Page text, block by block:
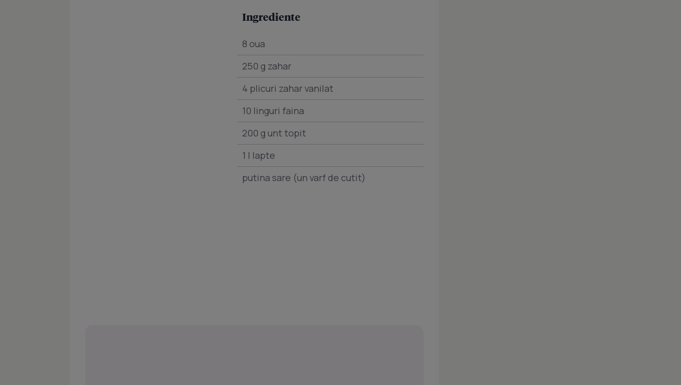
Ingrediente
8 oua
250 g zahar
4 plicuri zahar vanilat
10 linguri faina
200 g unt topit
1 l lapte
putina sare (un varf de cutit)